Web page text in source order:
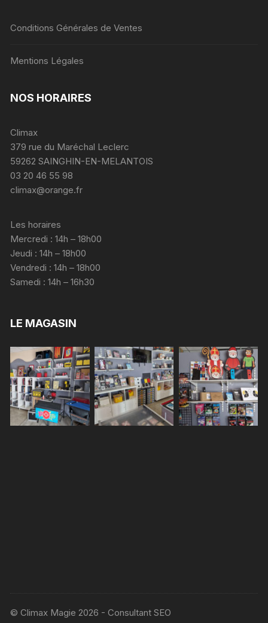
Conditions Générales de Ventes
Mentions Légales
NOS HORAIRES
Climax
379 rue du Maréchal Leclerc
59262 SAINGHIN-EN-MELANTOIS
03 20 46 55 98
climax@orange.fr
Les horaires
Mercredi : 14h – 18h00
Jeudi : 14h – 18h00
Vendredi : 14h – 18h00
Samedi : 14h – 16h30
LE MAGASIN
© Climax Magie 2026 - Consultant SEO